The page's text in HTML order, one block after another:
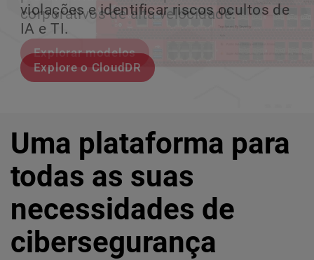
corporativos de alta velocidade.
Explorar modelos
violações e identificar riscos ocultos de
IA e TI.
Explore o CloudDR
perder o ritmo.
Conheça Rai
crescimento escalável.
Conheça o WatchGuard EDR
Uma plataforma para
todas as suas
necessidades de
cibersegurança